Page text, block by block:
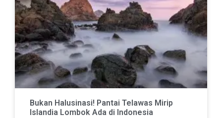
Bukan Halusinasi! Pantai Telawas Mirip
Islandia Lombok Ada di Indonesia